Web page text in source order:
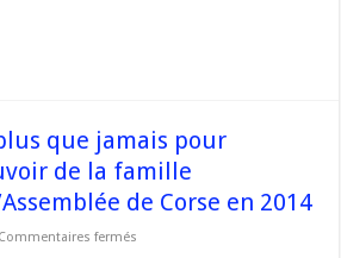
que jamais pour
de la famille
de Corse en 2014
Commentaires fermés